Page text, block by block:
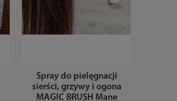
Spray do pielęgnacji
sierści, grzywy i ogona
MAGIC BRUSH Mane